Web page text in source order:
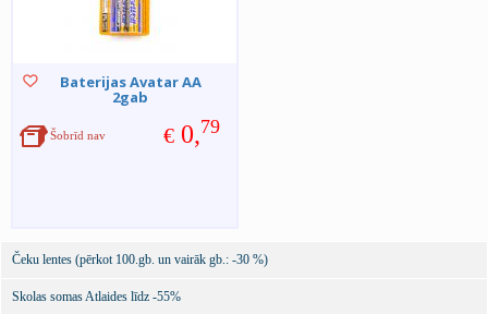
Baterijas Avatar AA
2gab
€ 0,79
Šobrīd nav
Čeku lentes (pērkot 100.gb. un vairāk gb.: -30 %)
Skolas somas Atlaides līdz -55%